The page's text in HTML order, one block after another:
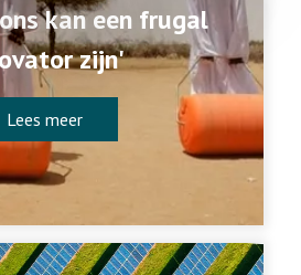
kan een frugal
zijn'
Lees meer